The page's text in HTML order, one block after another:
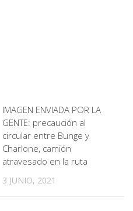
IMAGEN ENVIADA POR LA
GENTE: precaución al
circular entre Bunge y
Charlone, camión
atravesado en la ruta
3 JUNIO, 2021